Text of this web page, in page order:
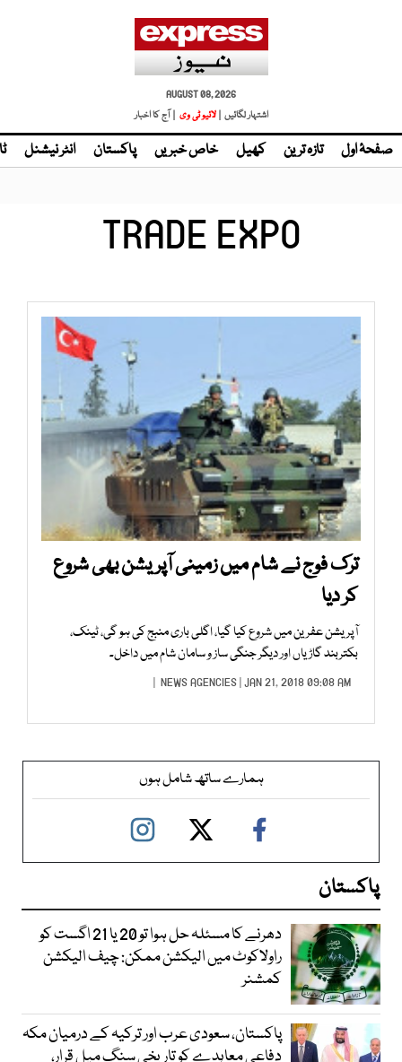
AUGUST 08, 2026
اشتہار لگائیں |
| آج کا اخبار
صفحۂ اول تازہ ترین کھیل خاص خبریں پاکستان انٹر نیشنل
TRADE EXPO
ترک فوج نے شام میں زمینی آپریشن بھی شروع
کر دیا
آپریشن عفرین میں شروع کیا گیا، اگلی باری منبج کی ہو گی، ٹینک،
بکتربند گاڑیاں اور دیگر جنگی ساز و سامان شام میں داخل۔
NEWS AGENCIES| JAN 21, 2018 09:08 AM |
ہمارے ساتھ شامل ہوں
پاکستان
دھرنے کا مسئلہ حل ہوا تو 20 یا 21 اگست کو
راولاکوٹ میں الیکشن ممکن: چیف الیکشن
کمشنر
پاکستان، سعودی عرب اور ترکیہ کے درمیان مکہ
دفاعی معاہدے کو تاریخی سنگ میل قرار،